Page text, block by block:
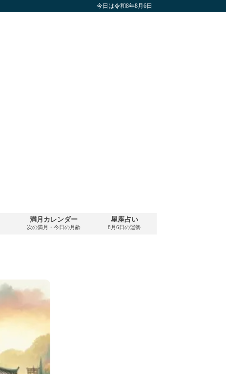
今日は令和8年8月6日
満月カレンダー
次の満月・今日の月齢
星座占い
8月6日の運勢